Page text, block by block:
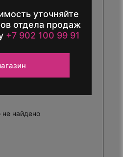
не найдено
уточняйте
отдела продаж
+7 902 100 99 91